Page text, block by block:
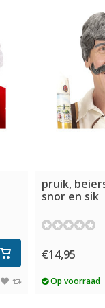
pruik,
snor en sik
€14,95
Op voorraad